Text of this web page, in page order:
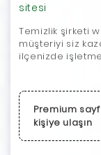
sitesi
Temizlik şirketi
müşteriyi siz
ilçenizde
Premium
kişiye ulaşın